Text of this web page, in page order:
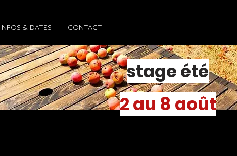
INFOS & DATES CONTACT
stage été
2 au 8 août